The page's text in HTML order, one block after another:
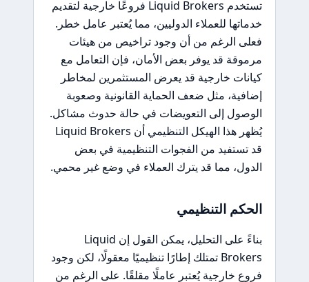
تستخدم Liquid Brokers فروعًا خارجية لتقديم
خدماتها للعملاء الدوليين، مما يُعتبر عامل خطر.
فعلى الرغم من أن وجود تراخيص من هيئات
مرموقة قد يوفر بعض الأمان، فإن التعامل مع
كيانات خارجية قد يعرض المستثمرين لمخاطر
إضافية، مثل ضعف الحماية القانونية وصعوبة
الوصول إلى التعويضات في حالة حدوث مشاكل.
يُظهر هذا الهيكل التنظيمي أن Liquid Brokers
قد تستفيد من الفجوات التنظيمية في بعض
الدول، مما قد يترك العملاء في وضع غير محمي.
الحكم التنظيمي
بناءً على التحليل، يمكن القول إن Liquid
Brokers تمتلك إطارًا تنظيميًا معقولًا، لكن وجود
فروع خارجية يُعتبر عاملًا مقلقًا. على الرغم من